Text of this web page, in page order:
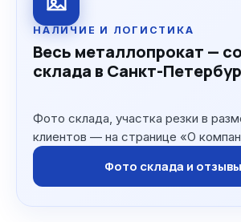
НАЛИЧИЕ И ЛОГИСТИКА
Весь металлопрокат —
склада в Санкт-
Фото склада, участка резки в
клиентов — на странице «О
Фото склада и отзывы